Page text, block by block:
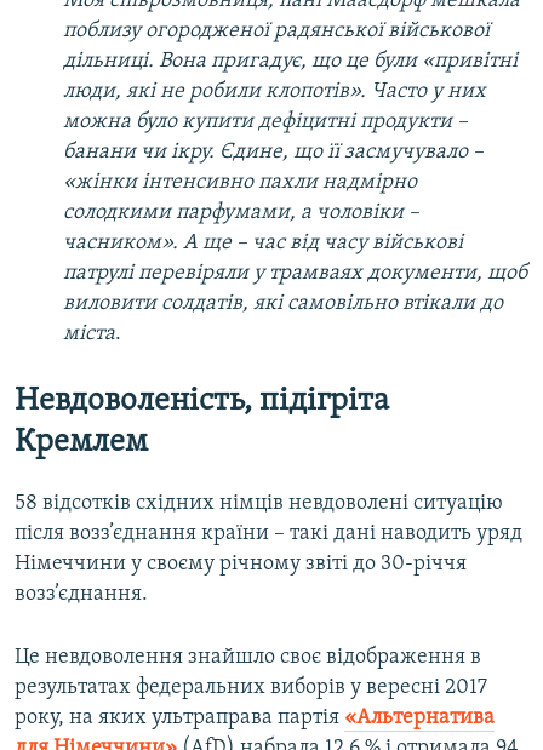
поблизу огородженої радянської військової
дільниці. Вона пригадує, що це були «привітні
люди, які не робили клопотів». Часто у них
можна було купити дефіцитні продукти –
банани чи ікру. Єдине, що її засмучувало –
«жінки інтенсивно пахли надмірно
солодкими парфумами, а чоловіки –
часником». А ще – час від часу військові
патрулі перевіряли у трамваях документи, щоб
виловити солдатів, які самовільно втікали до
міста.
Невдоволеність, підігріта
Кремлем
58 відсотків східних німців невдоволені ситуацію
після возз’єднання країни – такі дані наводить уряд
Німеччини у своєму річному звіті до 30-річчя
возз’єднання.
Це невдоволення знайшло своє відображення в
результатах федеральних виборів у вересні 2017
року, на яких ультраправа партія «Альтернатива